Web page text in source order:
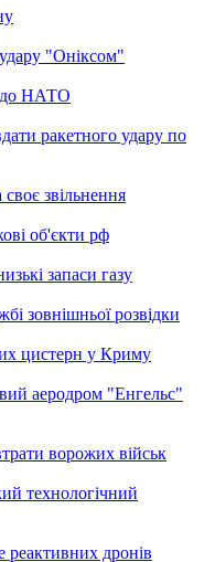
"Оніксом"
до НАТО
ракетного удару по
звільнення
об'єкти рф
запаси газу
зовнішньої розвідки
цистерн у Криму
аеродром "Енгельс"
ворожих військ
технологічний
реактивних дронів